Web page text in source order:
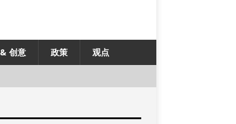
创意 政策 观点